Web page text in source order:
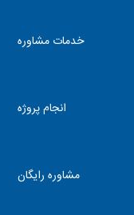
خدمات مشاوره
انجام پروژه
مشاوره رایگان